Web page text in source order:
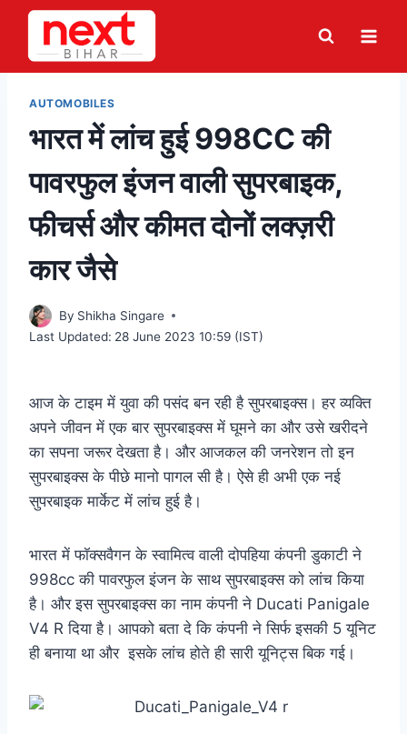
Skip
content
AUTOMOBILES
भारत में लांच हुई 998CC की
पावरफुल इंजन वाली सुपरबाइक,
फीचर्स और कीमत दोनों लक्ज़री
कार जैसे
By Shikha Singare
Last Updated: 28 June 2023 10:59 (IST)
आज के टाइम में युवा की पसंद बन रही है सुपरबाइक्स। हर व्यक्ति
अपने जीवन में एक बार सुपरबाइक्स में घूमने का और उसे खरीदने
का सपना जरूर देखता है। और आजकल की जनरेशन तो इन
सुपरबाइक्स के पीछे मानो पागल सी है। ऐसे ही अभी एक नई
सुपरबाइक मार्केट में लांच हुई है।
भारत में फॉक्सवैगन के स्वामित्व वाली दोपहिया कंपनी डुकाटी ने
998cc की पावरफुल इंजन के साथ सुपरबाइक्स को लांच किया
है। और इस सुपरबाइक्स का नाम कंपनी ने Ducati Panigale
V4 R दिया है। आपको बता दे कि कंपनी ने सिर्फ इसकी 5 यूनिट
ही बनाया था और इसके लांच होते ही सारी यूनिट्स बिक गई।